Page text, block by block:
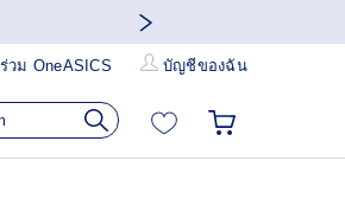
วม OneASICS บัญชีของฉัน